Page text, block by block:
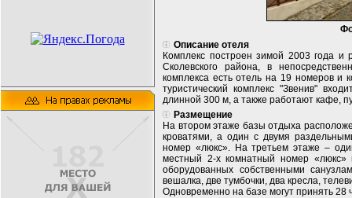
Описание отеля
Комплекс построен зимой 2003 года и
Сколевского района, в
комплекса есть отель на 19 номеров
туристический комплекс "Звенив"
длинной 300 м, а также работают кафе,
Размещение
На втором этаже базы отдыха
кроватями, а один с двумя
номер «люкс». На третьем этаже –
местный 2-х комнатный номер
оборудованных собственными
вешалка, две тумбочки, два кресла,
Одновременно на базе могут принять 28